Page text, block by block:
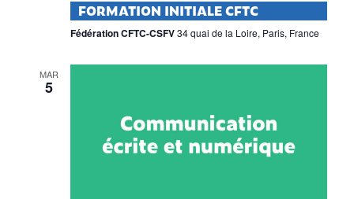
FORMATION INITIALE CFTC
Fédération CFTC-CSFV34 quai de la Loire, Paris, France
MAR
5